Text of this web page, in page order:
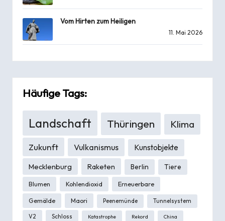
Vom Hirten zum Heiligen
11. Mai 2026
Häufige Tags:
Landschaft Thüringen Klima
Zukunft Vulkanismus
Kunstobjekte
Mecklenburg
Raketen Berlin Tiere
Blumen Kohlendioxid Erneuerbare
Gemälde Maori Peenemünde Tunnelsystem
V2 Schloss Katastrophe Rekord China